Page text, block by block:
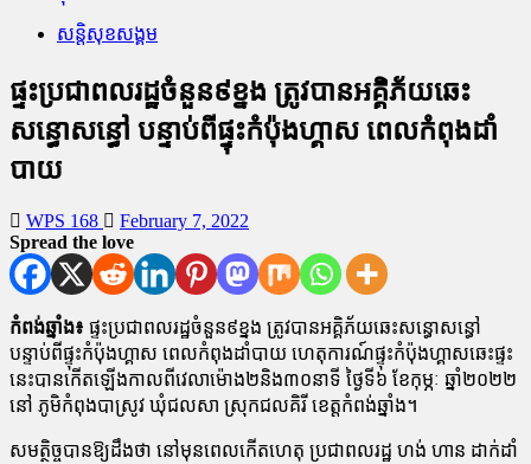
សន្តិសុខសង្គម
ផ្ទះប្រជាពលរដ្ឋចំនួន៩ខ្នង ត្រូវបានអគ្គិភ័យឆេះ
សន្ធោសន្ធៅ បន្ទាប់ពីផ្ទុះកំប៉ុងហ្គាស ពេលកំពុងដាំ
បាយ
WPS 168
February 7, 2022
Spread the love
កំពង់ឆ្នាំង៖ ផ្ទះប្រជាពលរដ្ឋចំនួន៩ខ្នង ត្រូវបានអគ្គិភ័យឆេះសន្ធោសន្ធៅ
បន្ទាប់ពីផ្ទុះកំប៉ុងហ្គាស ពេលកំពុងដាំបាយ ហេតុការណ៍ផ្ទុះកំប៉ុងហ្គាសឆេះផ្ទះ
នេះបានកើតឡើងកាលពីវេលាម៉ោង២និង៣០នាទី ថ្ងៃទី៦ ខែកុម្ភៈ ឆ្នាំ២០២២
នៅ ភូមិកំពុងបាស្រូវ ឃុំជលសា ស្រុកជលគិរី ខេត្តកំពង់ឆ្នាំង។
សមត្ថិច្ចបានឱ្យដឹងថា នៅមុនពេលកើតហេតុ ប្រជាពលរដ្ឋ ហង់ ហាន ដាក់ដាំ